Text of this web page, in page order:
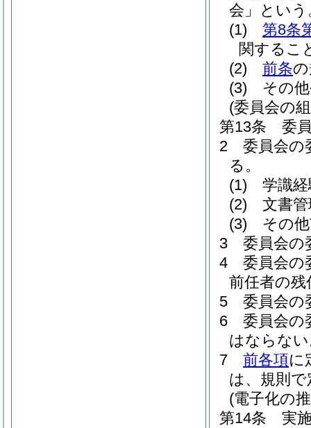
会」という
(1)
第8条
関するこ
(2)
前条
(3)
その
(委員会の
第13条
委
2
委員会の
る。
(1)
学識
(2)
文書
(3)
その
3
委員会の
4
委員会の
前任者の
5
委員会の
6
委員会の
はならな
7
前各項に
は、規則
(電子化の
第14条
実